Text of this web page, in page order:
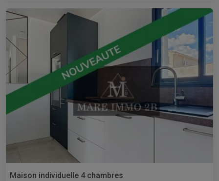
Maison individuelle 4 chambres